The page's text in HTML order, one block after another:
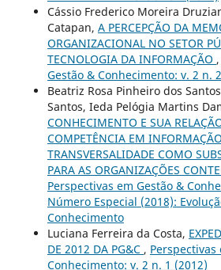
Cássio Frederico Moreira
Catapan, A PERCEPÇÃO DA
ORGANIZACIONAL NO SETOR
TECNOLOGIA DA INFORMAÇÃO ,
Gestão & Conhecimento: v. 2 n.
Beatriz Rosa Pinheiro dos
Santos, Ieda Pelógia Martins
CONHECIMENTO E SUA
COMPETÊNCIA EM
TRANSVERSALIDADE COMO
PARA AS ORGANIZAÇÕES
Perspectivas em Gestão &
Número Especial (2018):
Conhecimento
Luciana Ferreira da Costa,
DE 2012 DA PG&C , Perspectivas
Conhecimento: v. 2 n. 1 (2012)